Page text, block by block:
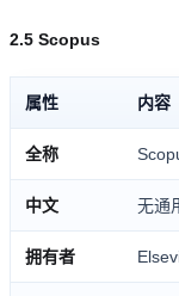
2.5 Scopus
属性 内容
全称
中文 无通
拥有者